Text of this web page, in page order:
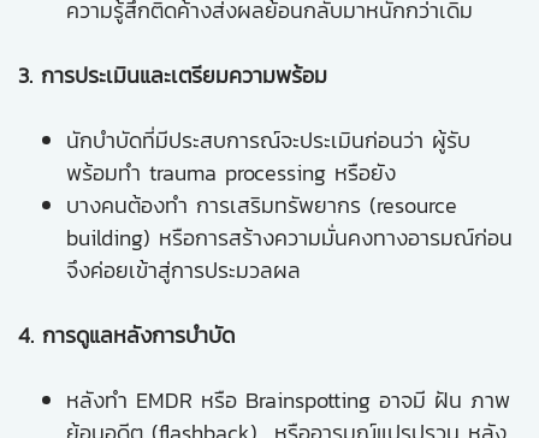
ความรู้สึกติดค้างส่งผลย้อนกลับมาหนักกว่าเดิม
3. การประเมินและเตรียมความพร้อม
นักบำบัดที่มีประสบการณ์จะประเมินก่อนว่า ผู้รับ
พร้อมทำ trauma processing หรือยัง
บางคนต้องทำ การเสริมทรัพยากร (resource
building) หรือการสร้างความมั่นคงทางอารมณ์ก่อน
จึงค่อยเข้าสู่การประมวลผล
4. การดูแลหลังการบำบัด
หลังทำ EMDR หรือ Brainspotting อาจมี ฝัน ภาพ